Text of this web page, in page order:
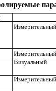
Визуальный